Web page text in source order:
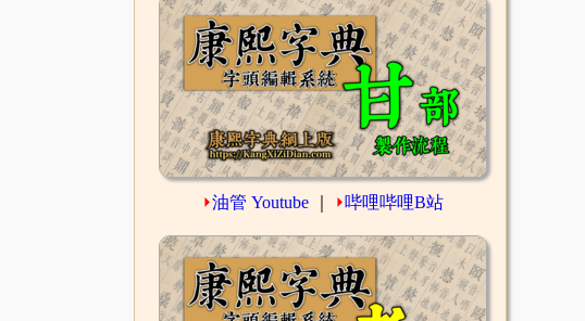
⏵油管 Youtube ⏵哔哩哔哩B站